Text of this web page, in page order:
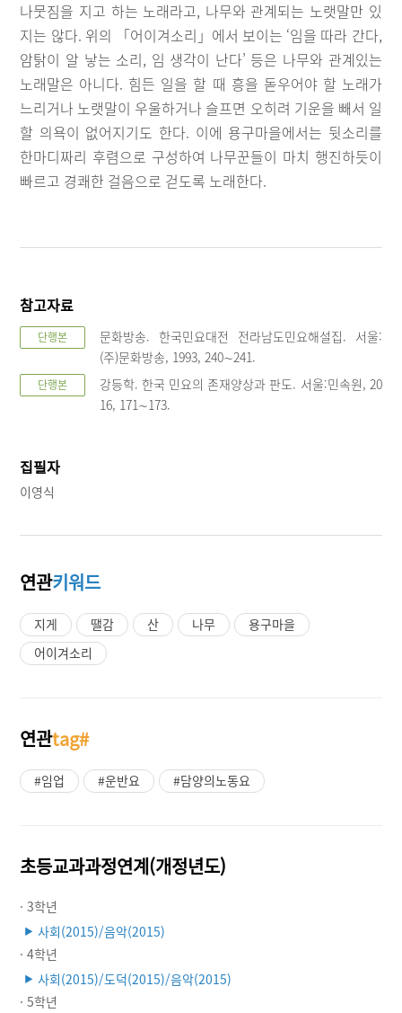
나뭇짐을 지고 하는 노래라고, 나무와 관계되는 노랫말만 있
지는 않다. 위의 「어이겨소리」에서 보이는 ‘임을 따라 간다,
암탉이 알 낳는 소리, 임 생각이 난다’ 등은 나무와 관계있는
노래말은 아니다. 힘든 일을 할 때 흥을 돋우어야 할 노래가
느리거나 노랫말이 우울하거나 슬프면 오히려 기운을 빼서 일
할 의욕이 없어지기도 한다. 이에 용구마을에서는 뒷소리를
한마디짜리 후렴으로 구성하여 나무꾼들이 마치 행진하듯이
빠르고 경쾌한 걸음으로 걷도록 노래한다.
참고자료
단행본
문화방송. 한국민요대전 전라남도민요해설집. 서울:
(주)문화방송, 1993, 240∼241.
단행본
강등학. 한국 민요의 존재양상과 판도. 서울:민속원, 20
16, 171∼173.
집필자
이영식
연관키워드
지게 땔감 산 나무
용구마을
어이겨소리
연관tag#
#임업 #운반요 #담양의노동요
초등교과과정연계(개정년도)
· 3학년
▶ 사회(2015)/음악(2015)
· 4학년
▶ 사회(2015)/도덕(2015)/음악(2015)
· 5학년